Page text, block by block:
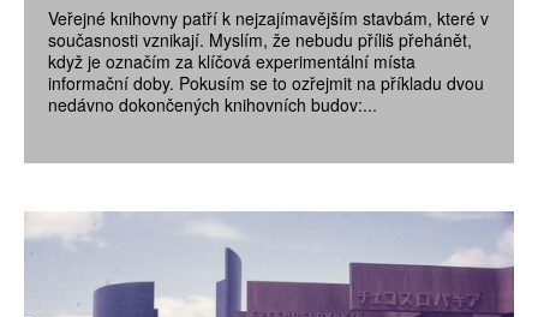
Veřejné knihovny patří k nejzajímavějším stavbám, které v
současnosti vznikají. Myslím, že nebudu příliš přehánět,
když je označím za klíčová experimentální místa
informační doby. Pokusím se to ozřejmit na příkladu dvou
nedávno dokončených knihovních budov:...